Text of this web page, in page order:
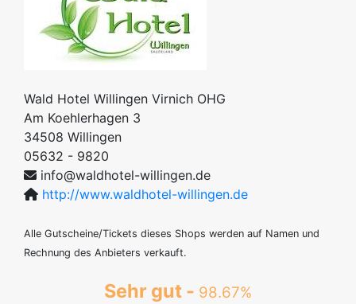
Wald Hotel Willingen Virnich OHG
Am Koehlerhagen 3
34508 Willingen
05632 - 9820
info@waldhotel-willingen.de
http://www.waldhotel-willingen.de
Alle Gutscheine/Tickets dieses Shops werden auf Namen und
Rechnung des Anbieters verkauft.
Sehr gut - 98.67%